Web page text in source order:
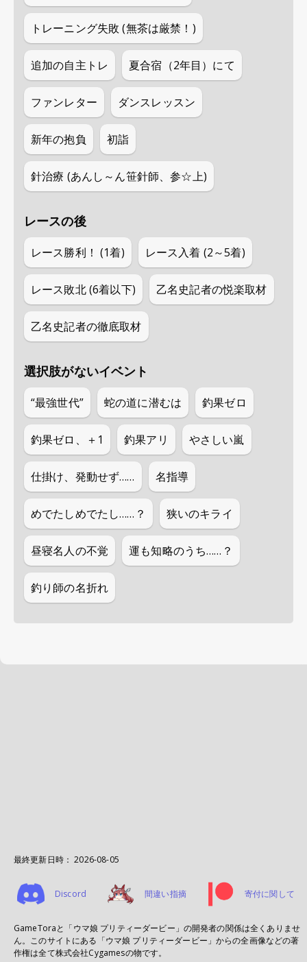
トレーニング失敗 (無茶は厳禁！)
追加の自主トレ 夏合宿（2年目）にて
ファンレター ダンスレッスン
新年の抱負 初詣
針治療 (あんし～ん笹針師、参☆上)
レースの後
レース勝利！ (1着) レース入着 (2～5着)
レース敗北 (6着以下) 乙名史記者の悦楽取材
乙名史記者の徹底取材
選択肢がないイベント
“最強世代” 蛇の道に潜むは 釣果ゼロ
釣果ゼロ、＋1 釣果アリ やさしい嵐
仕掛け、発動せず…… 名指導
めでたしめでたし……？ 狭いのキライ
昼寝名人の不覚 運も知略のうち……？
釣り師の名折れ
最終更新日時： 2026-08-05
Discord 間違い指摘 寄付に関して
GameToraと「ウマ娘 プリティーダービー」の開発者の関係は全くありませ
ん。このサイトにある「ウマ娘 プリティーダービー」からの全画像などの著
作権は全て株式会社Cygamesの物です。